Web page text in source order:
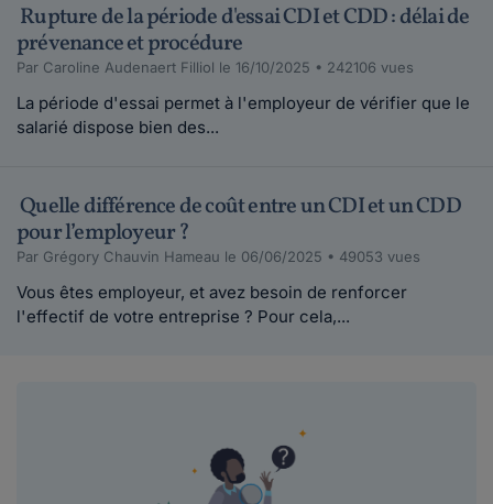
Rupture de la période d'essai CDI et CDD : délai de
prévenance et procédure
Par Caroline Audenaert Filliol le 16/10/2025 • 242106 vues
La période d'essai permet à l'employeur de vérifier que le
salarié dispose bien des...
Quelle différence de coût entre un CDI et un CDD
pour l’employeur ?
Par Grégory Chauvin Hameau le 06/06/2025 • 49053 vues
Vous êtes employeur, et avez besoin de renforcer
l'effectif de votre entreprise ? Pour cela,...